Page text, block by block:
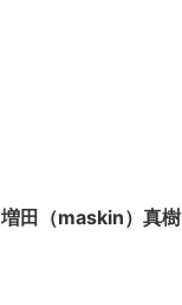
増田（maskin）真樹